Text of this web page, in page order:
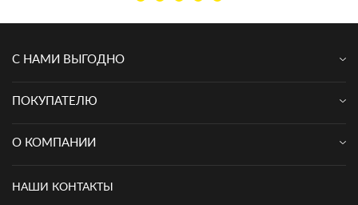
С НАМИ ВЫГОДНО
ПОКУПАТЕЛЮ
О КОМПАНИИ
НАШИ КОНТАКТЫ